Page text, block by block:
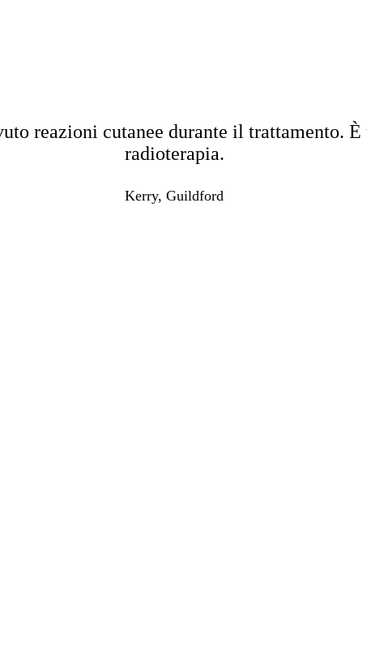
reazioni cutanee durante il trattamento.
radioterapia.
Kerry, Guildford